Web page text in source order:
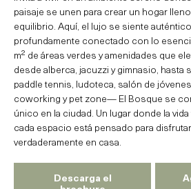
paisaje se unen para crear un hogar
equilibrio. Aquí, el lujo se siente
profundamente conectado con lo
m² de áreas verdes y amenidades que
desde alberca, jacuzzi y gimnasio, hasta
paddle tennis, ludoteca, salón de
coworking y pet zone— El Bosque se
único en la ciudad. Un lugar donde la
cada espacio está pensado para
verdaderamente en casa.
Descarga el